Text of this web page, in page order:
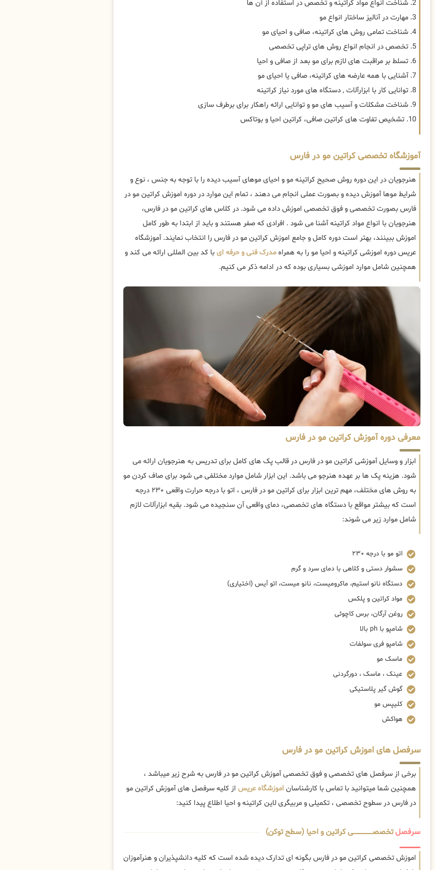
2. شناخت انواع مواد کراتینه و تخصص در استفاده از آن ها
3. مهارت در آنالیز ساختار انواع مو
4. شناخت تمامی روش های کراتینه، صافی و احیای مو
5. تخصص در انجام انواع روش های تراپی تخصصی
6. تسلط بر مراقبت های لازم برای مو بعد از صافی و احیا
7. آشنایی با همه عارضه های کراتینه، صافی یا احیای مو
8. توانایی کار با ابزارآلات , دستگاه های مورد نیاز کراتینه
9. شناخت مشکلات و آسیب های مو و توانایی ارائه راهکار برای برطرف سازی
10. تشخیص تفاوت های کراتین صافی، کراتین احیا و بوتاکس
آموزشگاه تخصصی کراتین مو در فارس
هنرجویان در این دوره روش صحیح کراتینه مو و احیای موهای آسیب دیده را با توجه به جنس ، نوع و
شرایط موها آموزش دیده و بصورت عملی انجام می دهند ، تمام این موارد در دوره اموزش کراتین مو در
فارس بصورت تخصصی و فوق تخصصی اموزش داده می شود. در کلاس های کراتین مو در فارس،
هنرجویان با انواع مواد کراتینه آشنا می شود . افرادی که صفر هستند و باید از ابتدا به طور کامل
اموزش ببینند، بهتر است دوره کامل و جامع اموزش کراتین مو در فارس را انتخاب نمایند. آموزشگاه
عریس دوره اموزشی کراتینه و احیا مو را به همراهمدرک فنی و حرفه ایبا کد بین المللی ارائه می کند و
همچنین شامل موارد اموزشی بسیاری بوده که در ادامه ذکر می کنیم.
معرفی دوره آموزش کراتین مو در فارس
ابزار و وسایل آموزشی کراتین مو در فارس در قالب پک های کامل برای تدریس به هنرجویان ارائه می
شود. هزینه پک ها بر عهده هنرجو می باشد. این ابزار شامل موارد مختلفی می شود برای صاف کردن مو
به روش های مختلف، مهم ترین ابزار برای کراتین مو در فارس ، اتو با درجه حرارت واقعی ۲۳۰ درجه
است که بیشتر مواقع با دستگاه های تخصصی، دمای واقعی آن سنجیده می شود. بقیه ابزارآلات لازم
شامل موارد زیر می شوند:
اتو مو با درجه ۲۳۰
سشوار دستی و کلاهی با دمای سرد و گرم
دستگاه نانو استیم، ماکرومیست، نانو میست، اتو آیس (اختیاری)
مواد کراتین و پلکس
روغن آرگان، برس کاچوئی
شامپو با ph بالا
شامپو فری سولفات
ماسک مو
عینک ، ماسک ، دورگردنی
گوش گیر پلاستیکی
کلیپس مو
هواکش
سرفصل های اموزش کراتین مو در فارس
برخی از سرفصل های تخصصی و فوق تخصصی آموزش کراتین مو در فارس به شرح زیر میباشد ،
همچنین شما میتوانید با تماس با کارشناسان اموزشگاه عریس از کلیه سرفصل های آموزش کراتین مو
در فارس در سطوح تخصصی ، تکمیلی و مربیگری لاین کراتینه و احیا اطلاع پیدا کنید:
سرفصلتخصصــــــــــــــــــــی کراتین و احیا (سطح توکن)
اموزش تخصصی کراتین مو در فارس بگونه ای تدارک دیده شده است که کلیه دانشپذیران و هنرآموزان